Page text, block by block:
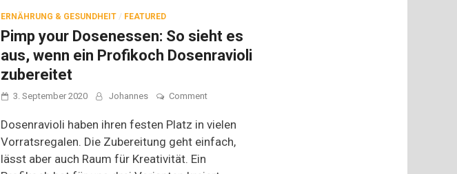
ERNÄHRUNG & GESUNDHEIT / FEATURED
Pimp your Dosenessen: So sieht es
aus, wenn ein Profikoch Dosenravioli
zubereitet
3. September 2020 Johannes Commenton
your
So
Dosenravioli haben ihren festen Platz in vielen
Vorratsregalen. Die Zubereitung geht einfach,
lässt aber auch Raum für Kreativität. Ein